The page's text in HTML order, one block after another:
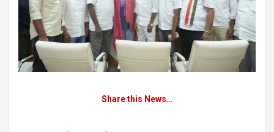
Share this News…